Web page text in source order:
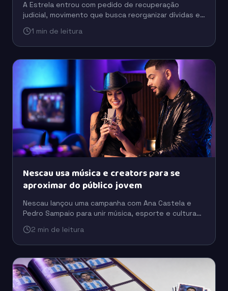
A Estrela entrou com pedido de recuperação
judicial, movimento que busca reorganizar dívidas e
financeira.
1 min de leitura
Nescau usa música e creators para se
aproximar do público jovem
Nescau lançou uma campanha com Ana Castela e
Pedro Sampaio para unir música, esporte e cultura
novas gerações.
2 min de leitura